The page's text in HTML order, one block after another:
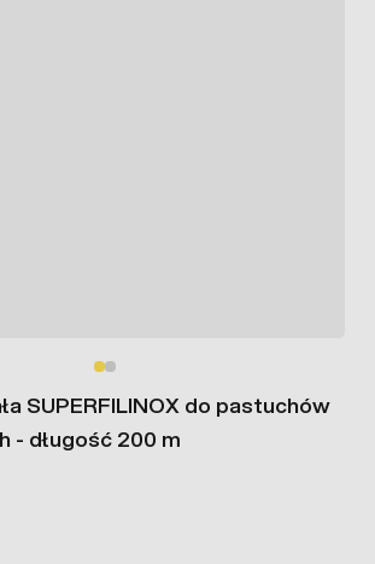
SUPERFILINOX do pastuchów
- długość 200 m